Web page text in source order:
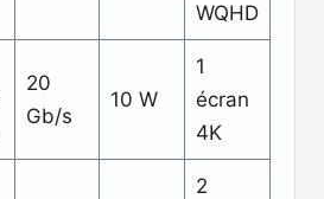
WQHD
20
Gb/s
10 W
1
écran
4K
2